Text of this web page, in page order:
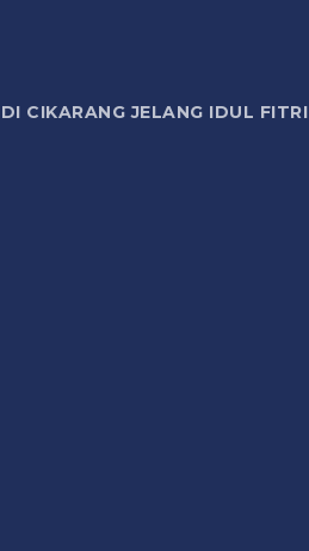
CIKARANG JELANG IDUL FITRI